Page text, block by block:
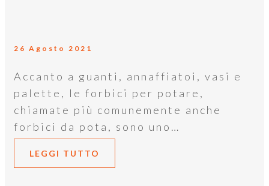
26 Agosto 2021
Accanto a guanti, annaffiatoi, vasi e
palette, le forbici per potare,
chiamate più comunemente anche
forbici da pota, sono uno…
LEGGI TUTTO